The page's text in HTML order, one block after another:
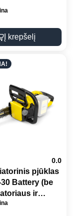
Į krepšelį
0.0
pjūklas
Battery (be
ir